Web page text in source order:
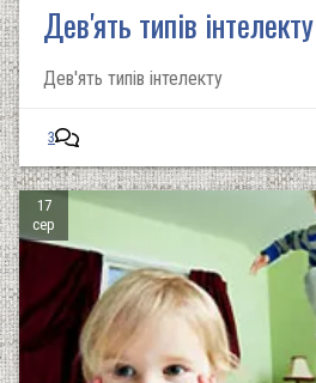
Дев'ять типів інтелекту
Дев'ять типів інтелекту
3
17
сер